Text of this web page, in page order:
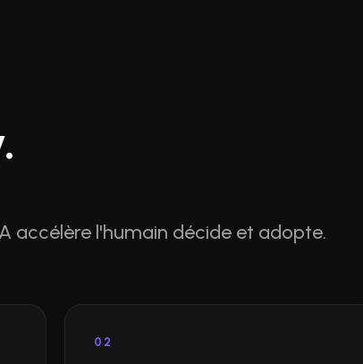
accélère l'humain décide et adopte.
02